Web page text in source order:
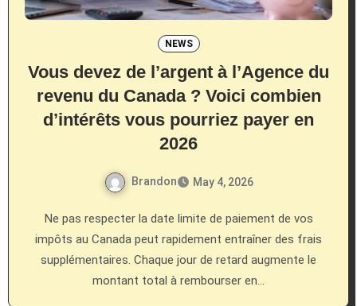
NEWS
Vous devez de l’argent à l’Agence du
revenu du Canada ? Voici combien
d’intérêts vous pourriez payer en
2026
Brandon May 4, 2026
Ne pas respecter la date limite de paiement de vos
impôts au Canada peut rapidement entraîner des frais
supplémentaires. Chaque jour de retard augmente le
montant total à rembourser en…